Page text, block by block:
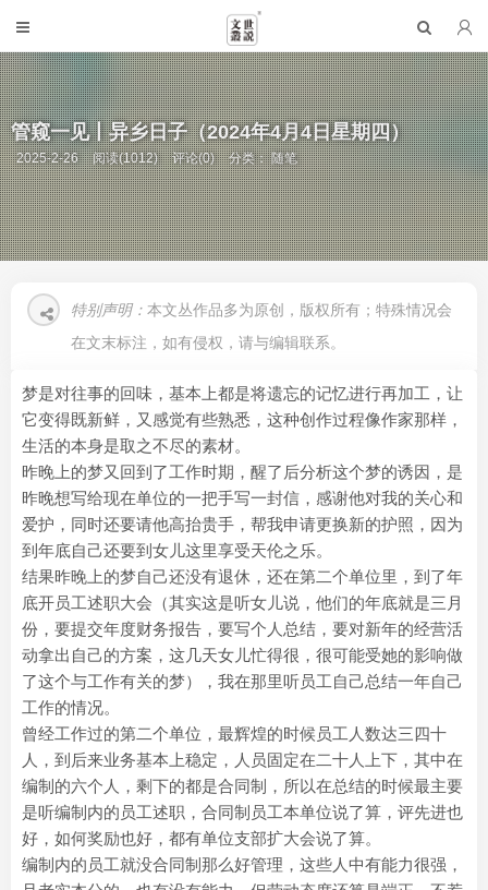
管窥一见丨异乡日子（2024年4月4日星期四）
2025-2-26 阅读(1012) 评论(0) 分类：随笔
特别声明： 本文丛作品多为原创，版权所有；特殊情况会
在文末标注，如有侵权，请与编辑联系。
梦是对往事的回味，基本上都是将遗忘的记忆进行再加工，让
它变得既新鲜，又感觉有些熟悉，这种创作过程像作家那样，
生活的本身是取之不尽的素材。
昨晚上的梦又回到了工作时期，醒了后分析这个梦的诱因，是
昨晚想写给现在单位的一把手写一封信，感谢他对我的关心和
爱护，同时还要请他高抬贵手，帮我申请更换新的护照，因为
到年底自己还要到女儿这里享受天伦之乐。
结果昨晚上的梦自己还没有退休，还在第二个单位里，到了年
底开员工述职大会（其实这是听女儿说，他们的年底就是三月
份，要提交年度财务报告，要写个人总结，要对新年的经营活
动拿出自己的方案，这几天女儿忙得很，很可能受她的影响做
了这个与工作有关的梦），我在那里听员工自己总结一年自己
工作的情况。
曾经工作过的第二个单位，最辉煌的时候员工人数达三四十
人，到后来业务基本上稳定，人员固定在二十人上下，其中在
编制的六个人，剩下的都是合同制，所以在总结的时候最主要
是听编制内的员工述职，合同制员工本单位说了算，评先进也
好，如何奖励也好，都有单位支部扩大会说了算。
编制内的员工就没合同制那么好管理，这些人中有能力很强，